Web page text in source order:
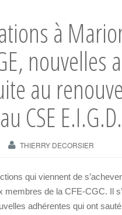
à
au
CSE E.I.G.D.
THIERRY DECORSIER
qui viennent de
membres de la CFE-CGC. Il
adhérentes qui ont